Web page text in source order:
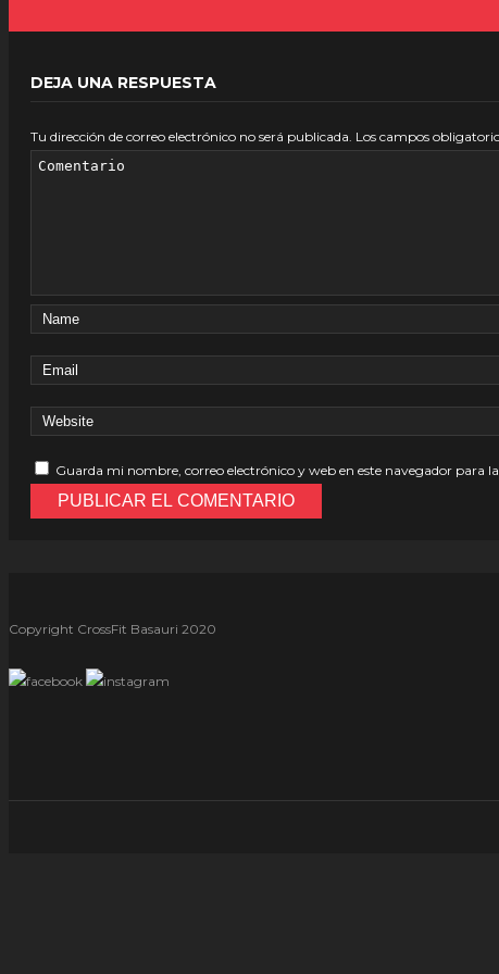
DEJA UNA RESPUESTA
Tu dirección de correo electrónico no será publicada. Los campos
Guarda mi nombre, correo electrónico y web en este navegador para
Copyright CrossFit Basauri 2020